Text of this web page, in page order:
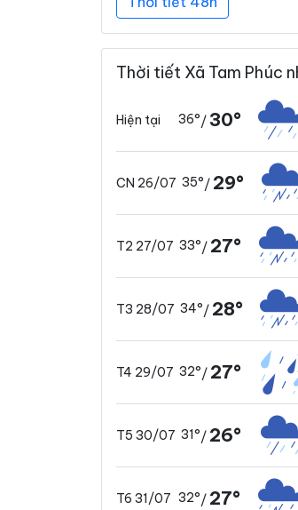
Thời tiết Xã Tam Phúc
Hiện tại 36°/30°
CN 26/07 35°/ 29°
T2 27/07 33°/ 27°
T3 28/07 34°/ 28°
T4 29/07 32°/ 27°
T5 30/07 31°/ 26°
T6 31/07 32°/ 27°